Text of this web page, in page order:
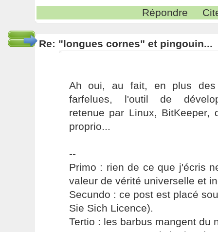
Répondre
Re: "longues cornes" et pingouin...
Ah oui, au fait, en plus des
farfelues, l'outil de
retenue par Linux, BitKeeper,
proprio...
--
Primo : rien de ce que j'écris
valeur de vérité universelle et
Secundo : ce post est placé
Sie Sich Licence).
Tertio : les barbus mangent du